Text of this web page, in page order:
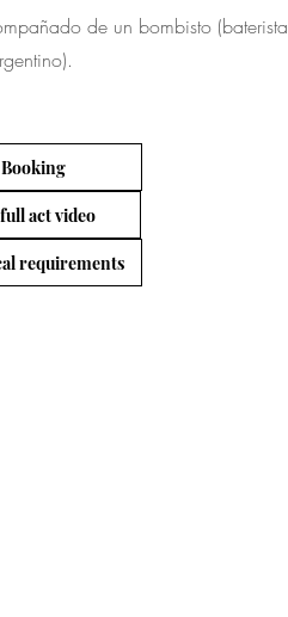
FUEGO/LEDde un bombisto (baterista
Booking
act video
requirements